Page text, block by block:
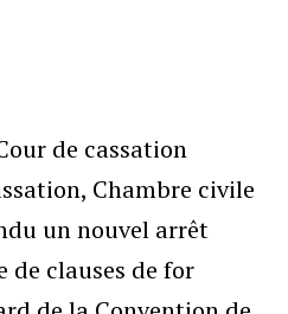
de cassation
Chambre civile
un nouvel arrêt
clauses de for